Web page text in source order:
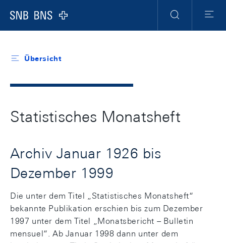
Logo
Navigation
Suche Menu
Übersicht
Statistisches Monatsheft
Archiv Januar 1926 bis
Dezember 1999
Die unter dem Titel „Statistisches Monatsheft“
bekannte Publikation erschien bis zum Dezember
1997 unter dem Titel „Monatsbericht – Bulletin
mensuel“. Ab Januar 1998 dann unter dem